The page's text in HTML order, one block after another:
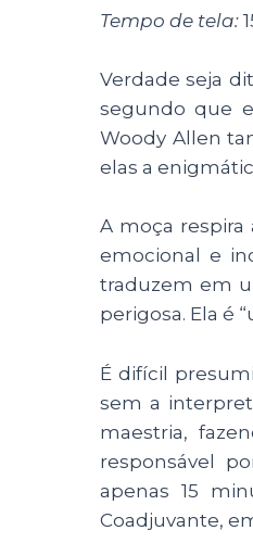
Tempo de tela:
Verdade seja
segundo que
Woody Allen
elas a
A moça
emocional e
traduzem em
perigosa. Ela é
É difícil
sem a
maestria,
responsável
apenas 15
Coadjuvante,